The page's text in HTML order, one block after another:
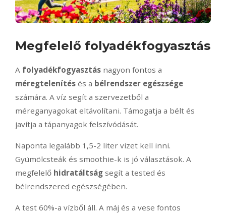
Megfelelő folyadékfogyasztás
A folyadékfogyasztás nagyon fontos a
méregtelenítés és a bélrendszer egészsége
számára. A víz segít a szervezetből a
méreganyagokat eltávolítani. Támogatja a bélt és
javítja a tápanyagok felszívódását.
Naponta legalább 1,5-2 liter vizet kell inni.
Gyümölcsteák és smoothie-k is jó választások. A
megfelelő hidratáltság segít a tested és
bélrendszered egészségében.
A test 60%-a vízből áll. A máj és a vese fontos